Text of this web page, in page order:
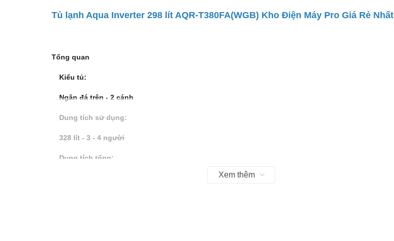
Tủ lạnh Aqua Inverter 298 lít AQR-T380FA(WGB) Kho Điện Máy Pro Giá Rẻ Nhất
Tổng quan
Kiểu tủ:
Ngăn đá trên - 2 cánh
Dung tích sử dụng:
328 lít - 3 - 4 người
Dung tích tổng:
Xem thêm